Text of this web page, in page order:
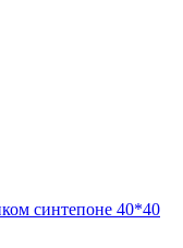
синтепоне 40*40